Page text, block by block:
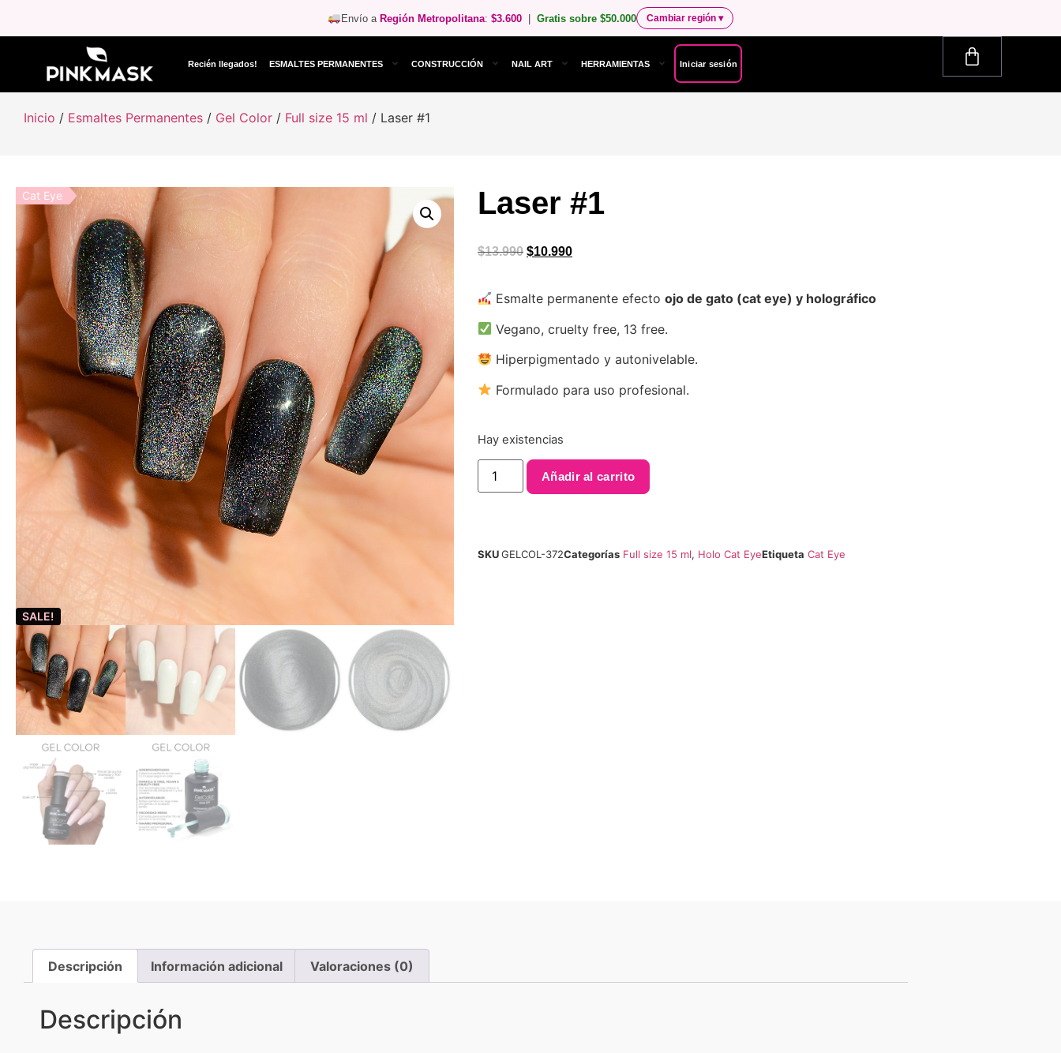
Envío aRegión Metropolitana:$3.600 |Gratis sobre $50.000 Cambiar región▾
Recién llegados! ESMALTES PERMANENTES CONSTRUCCIÓN NAIL ART HERRAMIENTAS Iniciar sesión
Inicio / Esmaltes Permanentes / Gel Color / Full size 15 ml / Laser #1
Cat Eye
SALE!
Laser #1
$13.990 $10.990
Esmalte permanente efectoojo de gato (cat eye) y holográfico
Vegano, cruelty free, 13 free.
Hiperpigmentado y autonivelable.
Formulado para uso profesional.
Hay existencias
Añadir al carrito
SKUGELCOL-372Categorías Full size 15 ml, Holo Cat EyeEtiqueta Cat Eye
Descripción Información adicional Valoraciones (0)
Descripción